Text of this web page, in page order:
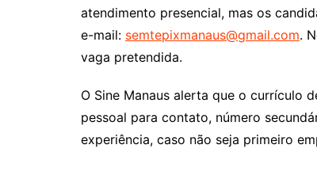
atendimento presencial, mas os
e-mail: semtepixmanaus@gmail.com.
vaga pretendida.
O Sine Manaus alerta que o currículo
pessoal para contato, número
experiência, caso não seja primeiro